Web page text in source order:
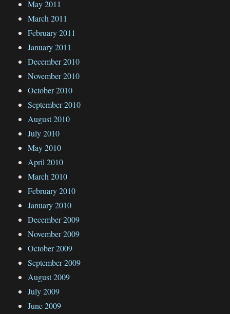
May 2011
March 2011
February 2011
January 2011
December 2010
November 2010
October 2010
September 2010
August 2010
July 2010
May 2010
April 2010
March 2010
February 2010
January 2010
December 2009
November 2009
October 2009
September 2009
August 2009
July 2009
June 2009